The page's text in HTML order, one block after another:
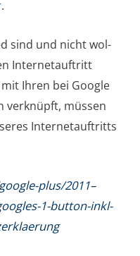
.
sind und nicht wol­
Inter­net­auf­tritt
Ihren bei Goog­le
ver­knüpft, müs­sen
Inter­net­auf­tritts
plus/2011–
1-button-inkl-